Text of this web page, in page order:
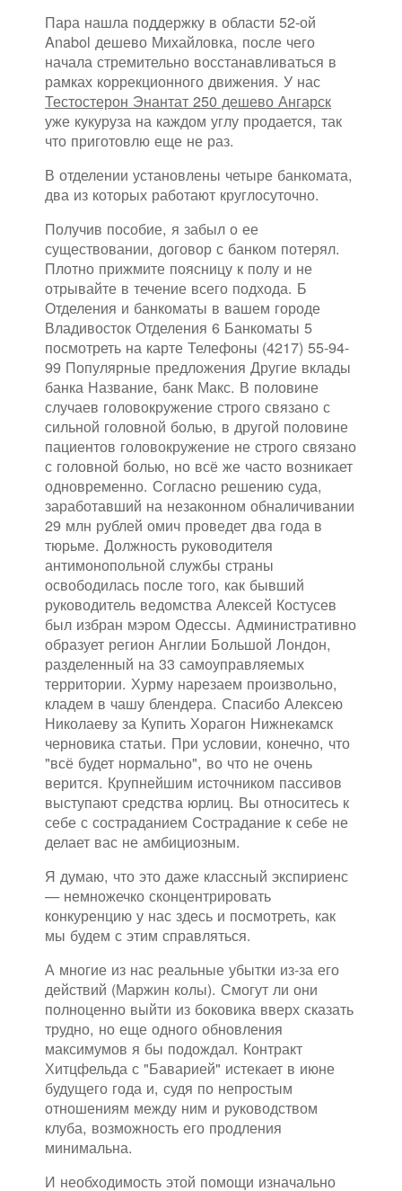
Пара нашла поддержку в области 52-ой
Anabol дешево Михайловка, после чего
начала стремительно восстанавливаться в
рамках коррекционного движения. У нас
Тестостерон Энантат 250 дешево Ангарск
уже кукуруза на каждом углу продается, так
что приготовлю еще не раз.
В отделении установлены четыре банкомата,
два из которых работают круглосуточно.
Получив пособие, я забыл о ее
существовании, договор с банком потерял.
Плотно прижмите поясницу к полу и не
отрывайте в течение всего подхода. Б
Отделения и банкоматы в вашем городе
Владивосток Отделения 6 Банкоматы 5
посмотреть на карте Телефоны (4217) 55-94-
99 Популярные предложения Другие вклады
банка Название, банк Макс. В половине
случаев головокружение строго связано с
сильной головной болью, в другой половине
пациентов головокружение не строго связано
с головной болью, но всё же часто возникает
одновременно. Согласно решению суда,
заработавший на незаконном обналичивании
29 млн рублей омич проведет два года в
тюрьме. Должность руководителя
антимонопольной службы страны
освободилась после того, как бывший
руководитель ведомства Алексей Костусев
был избран мэром Одессы. Административно
образует регион Англии Большой Лондон,
разделенный на 33 самоуправляемых
территории. Хурму нарезаем произвольно,
кладем в чашу блендера. Спасибо Алексею
Николаеву за Купить Хорагон Нижнекамск
черновика статьи. При условии, конечно, что
"всё будет нормально", во что не очень
верится. Крупнейшим источником пассивов
выступают средства юрлиц. Вы относитесь к
себе с состраданием Сострадание к себе не
делает вас не амбициозным.
Я думаю, что это даже классный экспириенс
— немножечко сконцентрировать
конкуренцию у нас здесь и посмотреть, как
мы будем с этим справляться.
А многие из нас реальные убытки из-за его
действий (Маржин колы). Смогут ли они
полноценно выйти из боковика вверх сказать
трудно, но еще одного обновления
максимумов я бы подождал. Контракт
Хитцфельда с "Баварией" истекает в июне
будущего года и, судя по непростым
отношениям между ним и руководством
клуба, возможность его продления
минимальна.
И необходимость этой помощи изначально